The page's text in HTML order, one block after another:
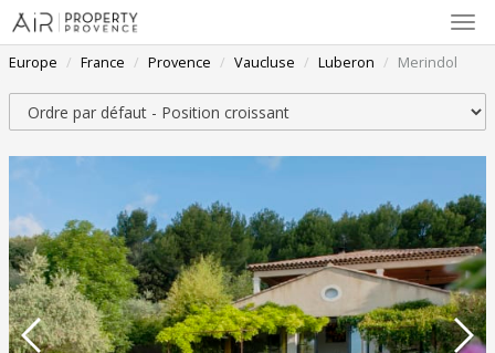
la
Europe France Provence Vaucluse Luberon Merindol
Trier par